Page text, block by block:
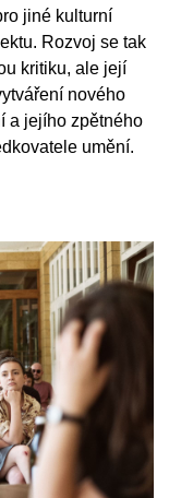
jiné kulturní
Rozvoj se tak
kritiku, ale její
nového
a jejího zpětného
umění.